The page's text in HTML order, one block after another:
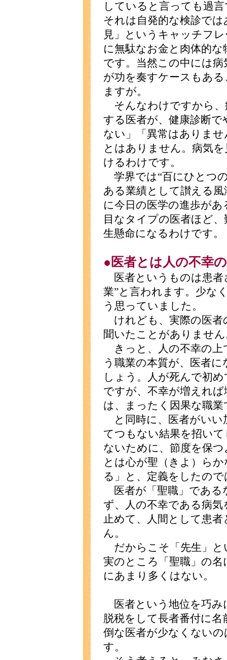
していると言っても過
それは自発的な検診で
見」というキャッチフ
に無駄なお金と肉体的
です。当然この中には
が功を奏すケースもあ
ますが。
そんなわけですから、
する医者が、健康診断
ない」「異常はありま
とはありません。病気
けるわけです。
学界では“百にひとつ
ある業績として讃える
に今日の医学の進歩が
目なタイプの医者ほど
生懸命になるわけです。
●医者とは人の不幸
医者というものは患者
業”と言われます。少な
う思っていました。
けれども、実際の医者
聞いたことがありませ
きっと、人の不幸の上
う職業の本質が、医者
しょう。人が死んで初
ですが、不幸が増えれ
は、まったく因果な職業
と同時に、医者がいい
てつもない結果を招い
ないために、節度を保
とは心が聖（きよ）ら
る」と、定義をしたの
医者が「聖職」である
ず、人の不幸である病
止めて、人間として患
ん。
だからこそ「先生」と
実のところ「聖職」の
にあまり多くはない。
医者という地位を巧み
脱税をして長者番付に
倒な医者が少なくない
す。